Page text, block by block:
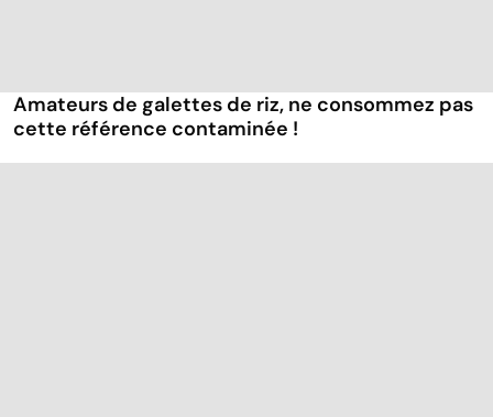
Amateurs de galettes de riz, ne consommez pas
cette référence contaminée !